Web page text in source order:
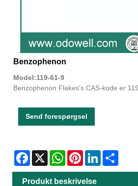
Benzophenon
Model:119-61-9
Benzophenon Flakes's CAS-kode er
Send forespørgsel
Facebook
X WhatsAppPinterestLinkedIn
Produkt beskrivelse